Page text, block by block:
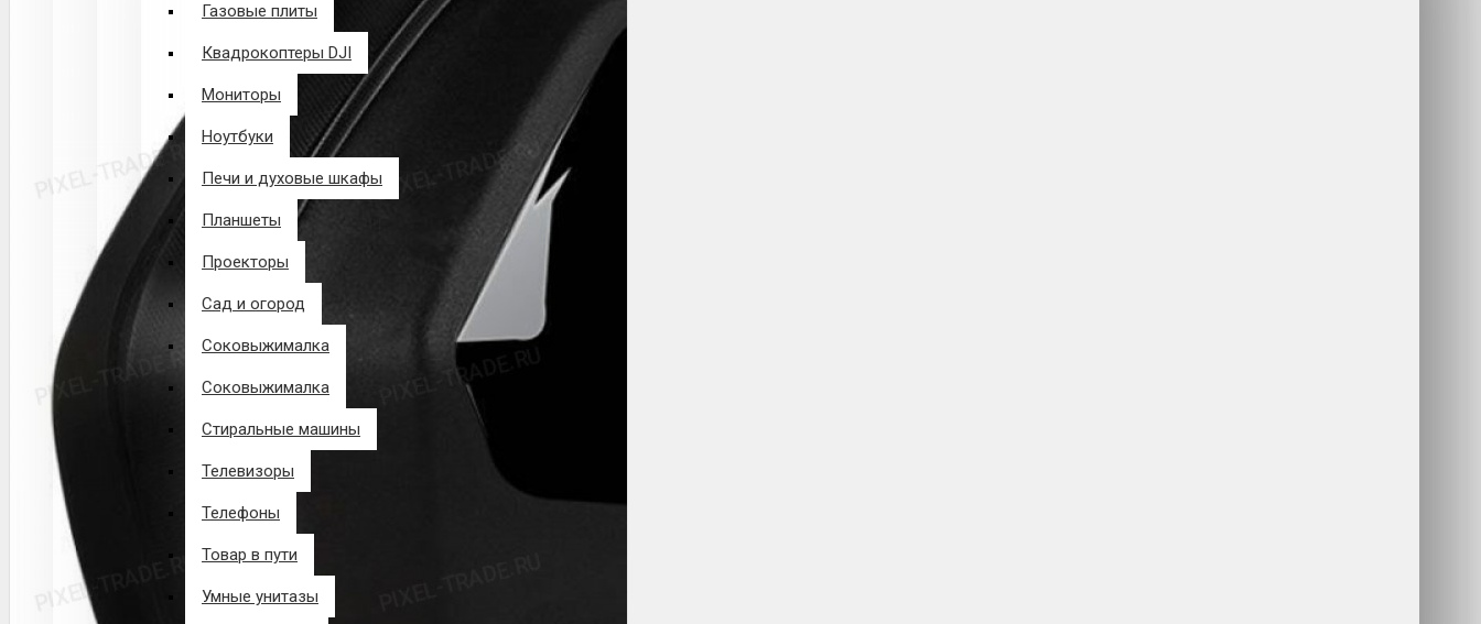
Газовые плиты
Квадрокоптеры DJI
Мониторы
Ноутбуки
Печи и духовые шкафы
Планшеты
Проекторы
Сад и огород
Соковыжималка
Соковыжималка
Стиральные машины
Телевизоры
Телефоны
Товар в пути
Умные унитазы